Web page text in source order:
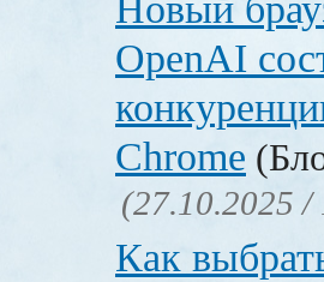
Новый
OpenAI
Chrome
(27.10.2025 /
Как